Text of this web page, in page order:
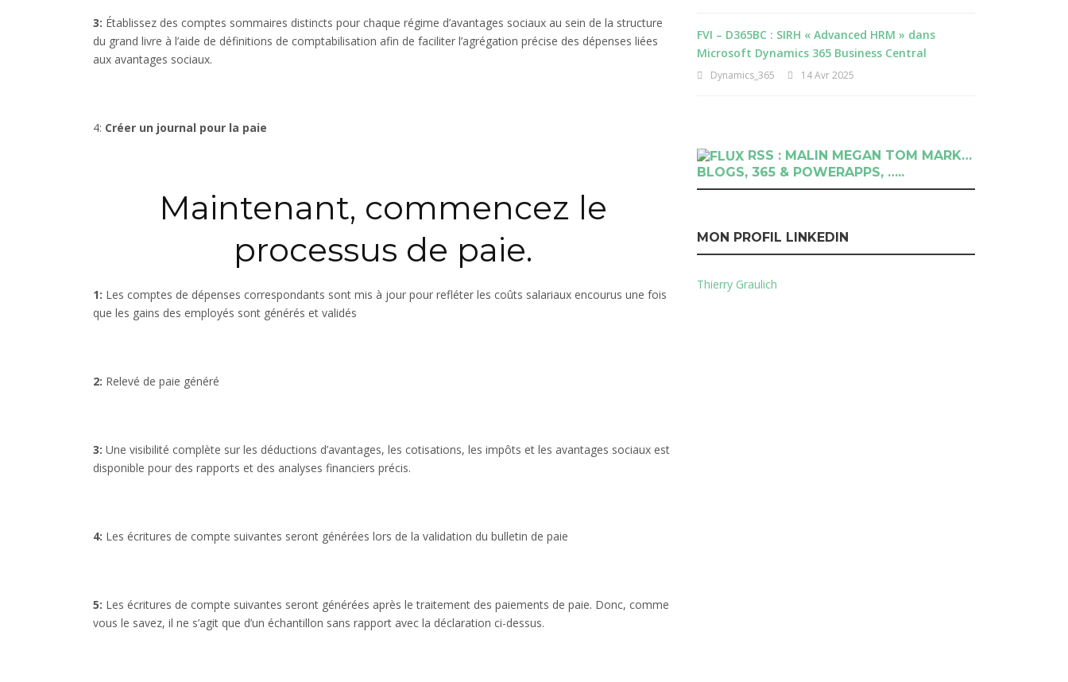
3: Établissez des comptes sommaires distincts pour chaque régime d’avantages sociaux au sein de la structure
du grand livre à l’aide de définitions de comptabilisation afin de faciliter l’agrégation précise des dépenses liées
aux avantages sociaux.
4: Créer un journal pour la paie
Maintenant, commencez le
processus de paie.
1: Les comptes de dépenses correspondants sont mis à jour pour refléter les coûts salariaux encourus une fois
que les gains des employés sont générés et validés
2: Relevé de paie généré
3: Une visibilité complète sur les déductions d’avantages, les cotisations, les impôts et les avantages sociaux est
disponible pour des rapports et des analyses financiers précis.
4: Les écritures de compte suivantes seront générées lors de la validation du bulletin de paie
5: Les écritures de compte suivantes seront générées après le traitement des paiements de paie. Donc, comme
vous le savez, il ne s’agit que d’un échantillon sans rapport avec la déclaration ci-dessus.
FVI – D365BC : SIRH « Advanced HRM » dans
Microsoft Dynamics 365 Business Central
Dynamics_365 14 Avr 2025
RSS : MALIN MEGAN TOM MARK…
BLOGS, 365 & POWERAPPS, …..
MON PROFIL LINKEDIN
Thierry Graulich